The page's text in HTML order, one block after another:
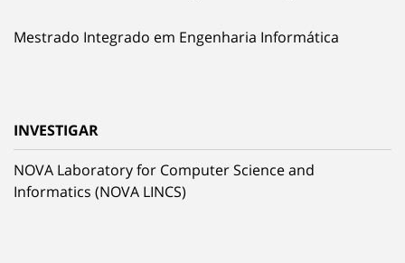
Mestrado Integrado em Engenharia Informática
INVESTIGAR
NOVA Laboratory for Computer Science and
Informatics (NOVA LINCS)